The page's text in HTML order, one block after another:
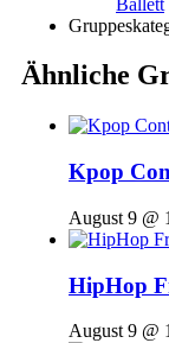
Ähnliche
Kpop
August 9 @
HipHop
August 9 @